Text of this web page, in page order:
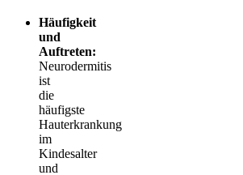
Häufigkeit
und
Auftreten:
Neurodermitis
ist
die
häufigste
Hauterkrankung
im
Kindesalter
und